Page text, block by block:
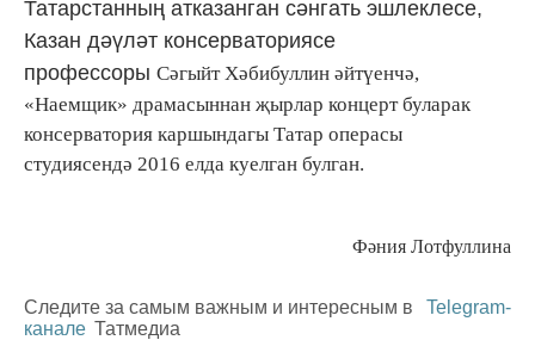
Татарстанның атказанган сәнгать эшлеклесе,
Казан дәүләт консерваториясе
профессоры Сәгыйт Хәбибуллин әйтүенчә,
«Наемщик» драмасыннан җырлар концерт буларак
консерватория каршындагы Татар операсы
студиясендә 2016 елда куелган булган.
Фәния Лотфуллина
Следите за самым важным и интересным в
Telegram-
канале Татмедиа